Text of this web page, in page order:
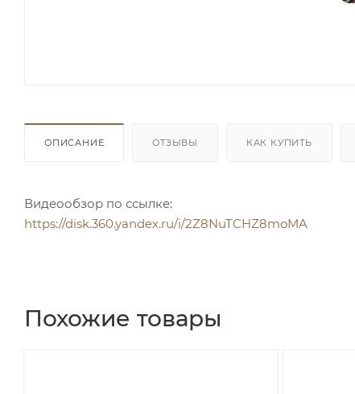
ОПИСАНИЕ ОТЗЫВЫ КАК КУПИТЬ
Видеообзор по ссылке:
https://disk.360.yandex.ru/i/2Z8NuTCHZ8moMA
Похожие товары